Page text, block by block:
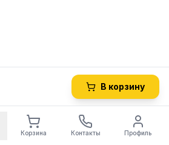
В корзину
Корзина Контакты Профиль